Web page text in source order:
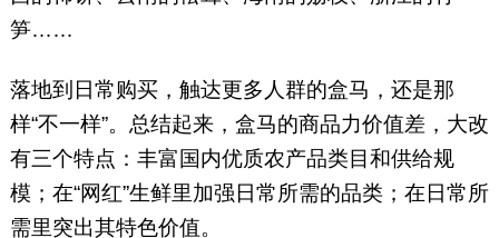
笋……
落地到日常购买，触达更多人群的盒马，还是那
样“不一样”。总结起来，盒马的商品力价值差，大改
有三个特点：丰富国内优质农产品类目和供给规
模；在“网红”生鲜里加强日常所需的品类；在日常所
需里突出其特色价值。